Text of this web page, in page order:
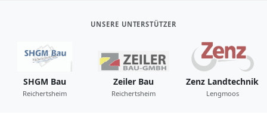
UNSERE UNTERSTÜTZER
SHGM Bau
Reichertsheim
Zeiler Bau
Reichertsheim
Zenz Landtechnik
Lengmoos